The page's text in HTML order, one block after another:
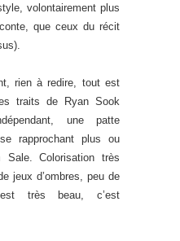
volontairement plus
que ceux du récit
rien à redire, tout est
traits de Ryan Sook
une patte
rapprochant plus ou
Colorisation très
jeux d’ombres, peu de
est très beau, c’est